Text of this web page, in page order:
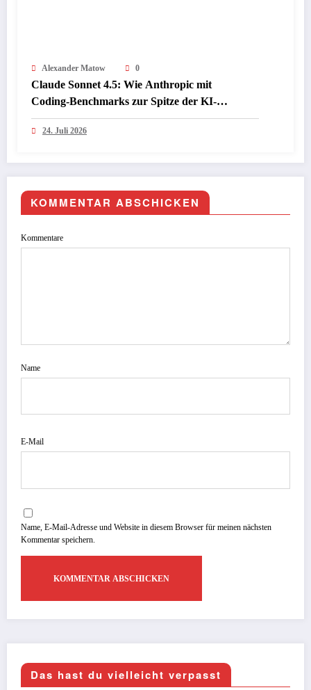
Alexander Matow 0
Claude Sonnet 4.5: Wie Anthropic mit
Coding‑Benchmarks zur Spitze der KI-
Programmiermodelle aufschließt
24. Juli 2026
KOMMENTAR ABSCHICKEN
Kommentare
Name
E-Mail
Name, E-Mail-Adresse und Website in diesem Browser für meinen nächsten
Kommentar speichern.
Das hast du vielleicht verpasst